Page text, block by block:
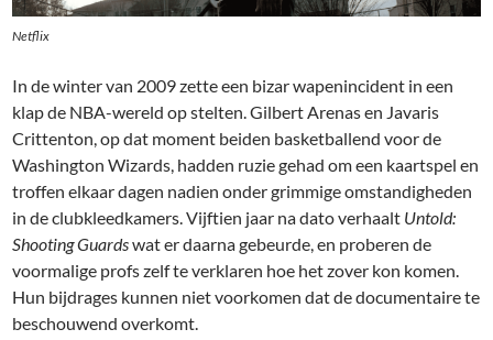
Netflix
In de winter van 2009 zette een bizar wapenincident in een
klap de NBA-wereld op stelten. Gilbert Arenas en Javaris
Crittenton, op dat moment beiden basketballend voor de
Washington Wizards, hadden ruzie gehad om een kaartspel en
troffen elkaar dagen nadien onder grimmige omstandigheden
in de clubkleedkamers. Vijftien jaar na dato verhaalt Untold:
Shooting Guardswat er daarna gebeurde, en proberen de
voormalige profs zelf te verklaren hoe het zover kon komen.
Hun bijdrages kunnen niet voorkomen dat de documentaire te
beschouwend overkomt.